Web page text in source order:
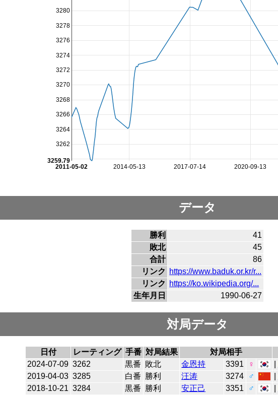
2014-05-13 2017-07-14 2020-09-13
2011-05-02
3262
3264
3266
3268
3270
3272
3274
3276
3278
3280
3259.79
データ
勝利
41
敗北
45
合計
86
リンク
https://www.baduk.or.kr/r...
リンク
https://ko.wikipedia.org/...
生年月日
1990-06-27
対局データ
日付 レーティング 手番 対局結果 対局相手
2024-07-09 3262 黒番 敗北 金恩持 3391 ♀
2019-04-03 3285 白番 勝利 汪涛 3274 ♂
2018-10-21 3284 黒番 勝利 安正己 3351 ♂